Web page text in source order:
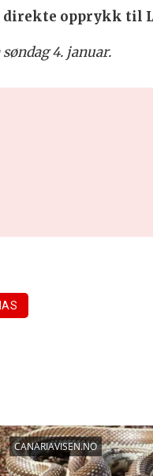
direkte opprykk til
4. januar.